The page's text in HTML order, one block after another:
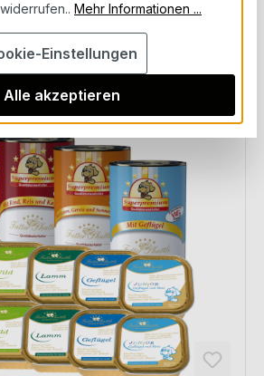
Mehr Informationen ...
Einstellungen
Alle akzeptieren